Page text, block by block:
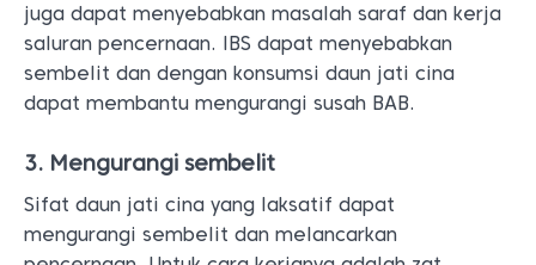
juga dapat menyebabkan masalah saraf dan kerja
saluran pencernaan. IBS dapat menyebabkan
sembelit dan dengan konsumsi daun jati cina
dapat membantu mengurangi susah BAB.
3. Mengurangi sembelit
Sifat daun jati cina yang laksatif dapat
mengurangi sembelit dan melancarkan